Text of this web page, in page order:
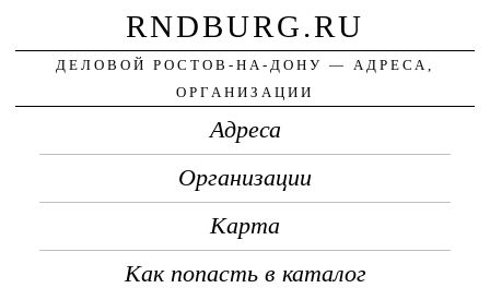
RNDBURG.RU
ДЕЛОВОЙ РОСТОВ-НА-ДОНУ — АДРЕСА,
ОРГАНИЗАЦИИ
Адреса
Организации
Карта
Как попасть в каталог